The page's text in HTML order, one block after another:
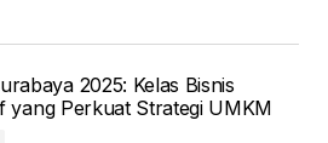
2025: Kelas Bisnis
yang Perkuat Strategi UMKM